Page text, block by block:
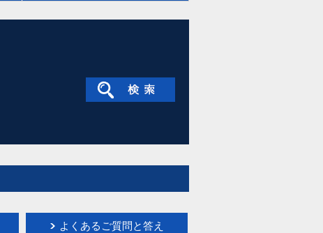
よくあるご質問と答え